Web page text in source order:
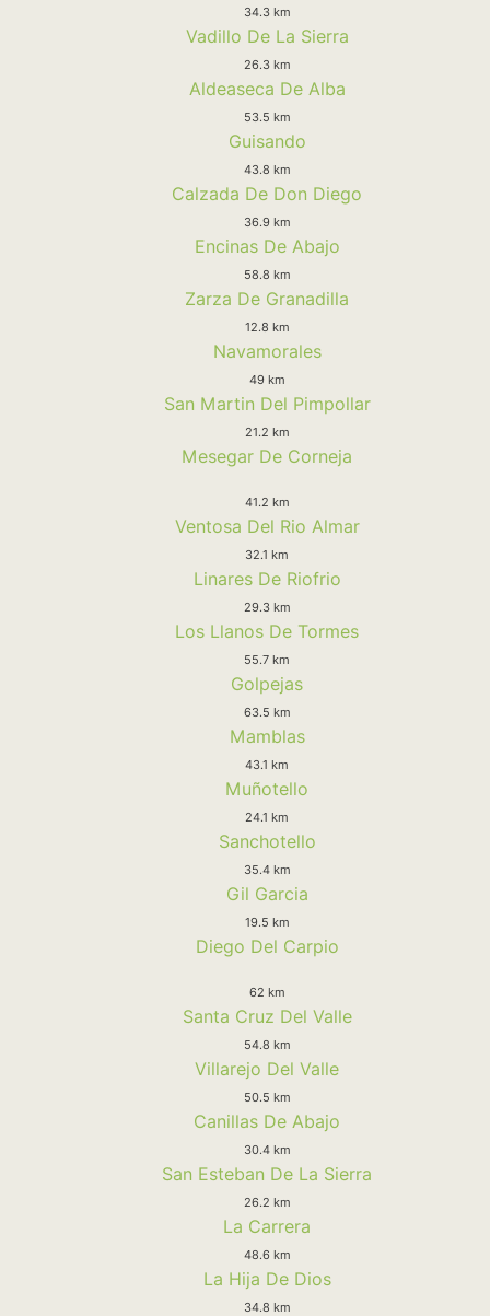
34.3 km
Vadillo De La Sierra
26.3 km
Aldeaseca De Alba
53.5 km
Guisando
43.8 km
Calzada De Don Diego
36.9 km
Encinas De Abajo
58.8 km
Zarza De Granadilla
12.8 km
Navamorales
49 km
San Martin Del Pimpollar
21.2 km
Mesegar De Corneja
41.2 km
Ventosa Del Rio Almar
32.1 km
Linares De Riofrio
29.3 km
Los Llanos De Tormes
55.7 km
Golpejas
63.5 km
Mamblas
43.1 km
Muñotello
24.1 km
Sanchotello
35.4 km
Gil Garcia
19.5 km
Diego Del Carpio
62 km
Santa Cruz Del Valle
54.8 km
Villarejo Del Valle
50.5 km
Canillas De Abajo
30.4 km
San Esteban De La Sierra
26.2 km
La Carrera
48.6 km
La Hija De Dios
34.8 km